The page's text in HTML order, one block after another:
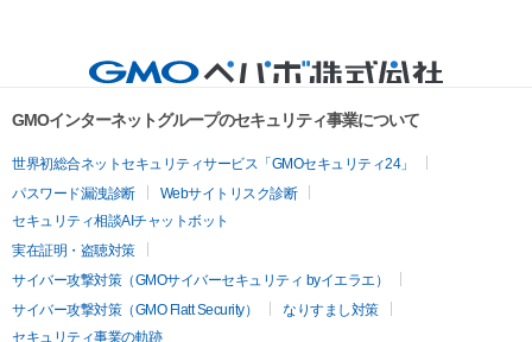
GMOインターネットグループのセキュリティ事業について
世界初総合ネットセキュリティサービス「GMOセキュリティ24」
パスワード漏洩診断
Webサイトリスク診断
セキュリティ相談AIチャットボット
実在証明・盗聴対策
サイバー攻撃対策（GMOサイバーセキュリティ byイエラエ）
サイバー攻撃対策（GMO Flatt Security）
なりすまし対策
セキュリティ事業の軌跡